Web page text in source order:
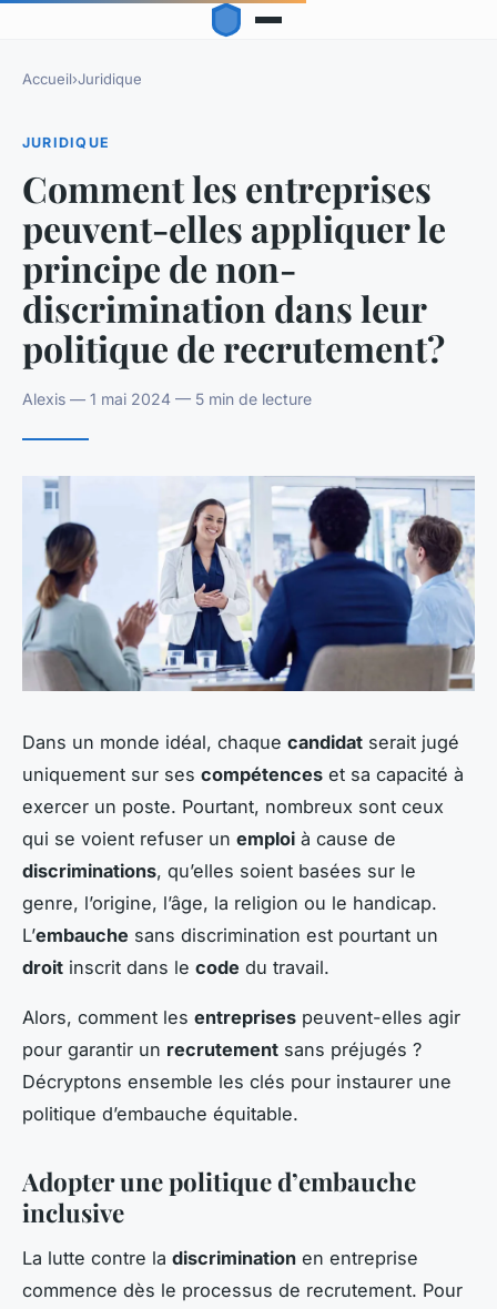
Accueil›Juridique
JURIDIQUE
Comment les entreprises
peuvent-elles appliquer le
principe de non-
discrimination dans leur
politique de recrutement?
Alexis — 1 mai 2024 — 5 min de lecture
Dans un monde idéal, chaque candidat serait jugé
uniquement sur ses compétences et sa capacité à
exercer un poste. Pourtant, nombreux sont ceux
qui se voient refuser un emploi à cause de
discriminations, qu’elles soient basées sur le
genre, l’origine, l’âge, la religion ou le handicap.
L’embauche sans discrimination est pourtant un
droit inscrit dans le code du travail.
Alors, comment les entreprises peuvent-elles agir
pour garantir un recrutement sans préjugés ?
Décryptons ensemble les clés pour instaurer une
politique d’embauche équitable.
Adopter une politique d’embauche
inclusive
La lutte contre la discrimination en entreprise
commence dès le processus de recrutement. Pour